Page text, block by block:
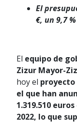
El
€, un 9,7
El equipo de
Zizur Mayor-
hoy el proyecto
el que han
1.319.510
2022, lo que